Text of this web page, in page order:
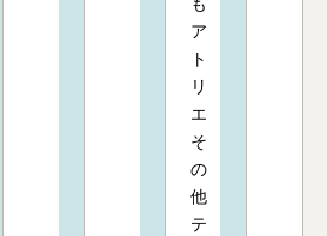
ア
ト
リ
エ
そ
の
他
テ